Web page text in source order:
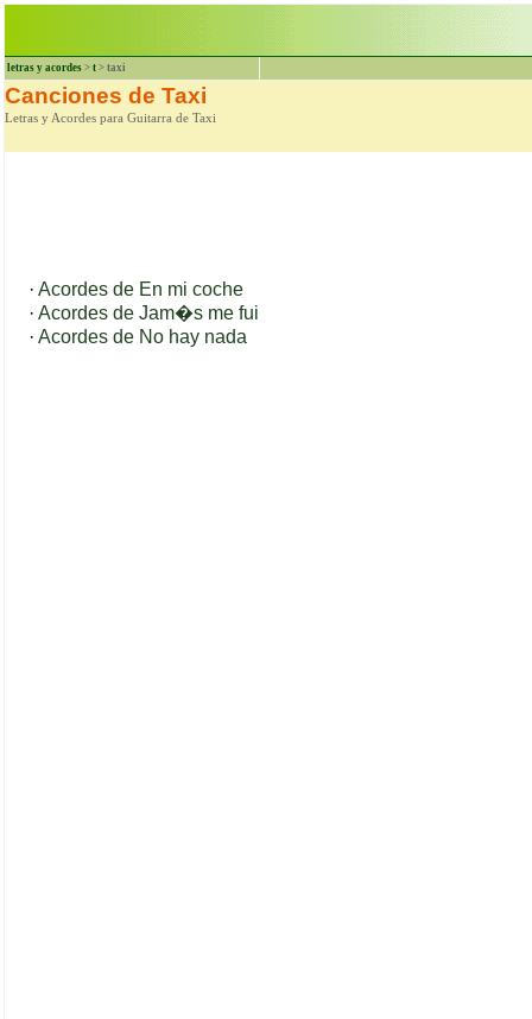
letras y acordes > t > taxi
Canciones de Taxi
Letras y Acordes para Guitarra de Taxi
· Acordes de En mi coche
· Acordes de Jam�s me fui
· Acordes de No hay nada